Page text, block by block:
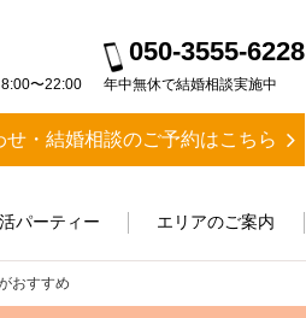
050-3555-6228
〜22:00 年中無休で結婚相談実施中
せ・結婚相談のご予約はこちら
パーティー エリアのご案内
おすすめ